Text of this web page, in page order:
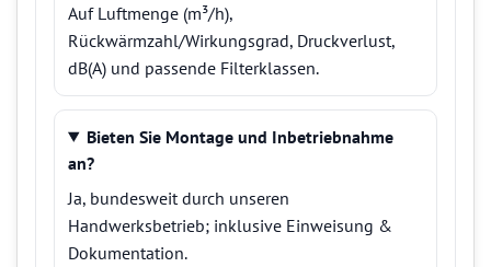
Auf Luftmenge (m³/h),
Rückwärmzahl/Wirkungsgrad, Druckverlust,
dB(A) und passende Filterklassen.
Bieten Sie Montage und Inbetriebnahme
an?
Ja, bundesweit durch unseren
Handwerksbetrieb; inklusive Einweisung &
Dokumentation.